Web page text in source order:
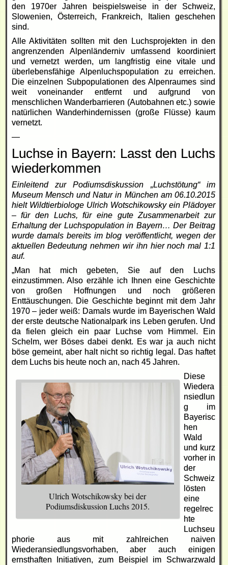
den 1970er Jahren beispielsweise in der Schweiz,
Slowenien, Österreich, Frankreich, Italien geschehen
sind.
Alle Aktivitäten sollten mit den Luchsprojekten in den
angrenzenden Alpenländerniv umfassend koordiniert
und vernetzt werden, um langfristig eine vitale und
überlebensfähige Alpenluchspopulation zu erreichen.
Die einzelnen Subpopulationen des Alpenraumes sind
weit voneinander entfernt und aufgrund von
menschlichen Wanderbarrieren (Autobahnen etc.) sowie
natürlichen Wanderhindernissen (große Flüsse) kaum
vernetzt.
—
Luchse in Bayern: Lasst den Luchs
wiederkommen
Einleitend zur Podiumsdiskussion „Luchstötung“ im
Museum Mensch und Natur in München am 06.10.2015
hielt Wildtierbiologe Ulrich Wotschikowsky ein Plädoyer
– für den Luchs, für eine gute Zusammenarbeit zur
Erhaltung der Luchspopulation in Bayern… Der Beitrag
wurde damals bereits im blog veröffentlicht, wegen der
aktuellen Bedeutung nehmen wir ihn hier noch mal 1:1
auf.
„Man hat mich gebeten, Sie auf den Luchs
einzustimmen. Also erzähle ich Ihnen eine Geschichte
von großen Hoffnungen und noch größeren
Enttäuschungen. Die Geschichte beginnt mit dem Jahr
1970 – jeder weiß: Damals wurde im Bayerischen Wald
der erste deutsche Nationalpark ins Leben gerufen. Und
da fielen gleich ein paar Luchse vom Himmel. Ein
Schelm, wer Böses dabei denkt. Es war ja auch nicht
böse gemeint, aber halt nicht so richtig legal. Das haftet
dem Luchs bis heute noch an, nach 45 Jahren.
Ulrich Wotschikowsky bei der
Podiumsdiskussion Luchs 2015.
Diese
Wiedera
nsiedlun
g im
Bayerisc
hen
Wald
und kurz
vorher in
der
Schweiz
lösten
eine
regelrec
hte
Luchseu
phorie aus mit zahlreichen naiven
Wiederansiedlungsvorhaben, aber auch einigen
ernsthaften Initiativen, zum Beispiel im Schwarzwald